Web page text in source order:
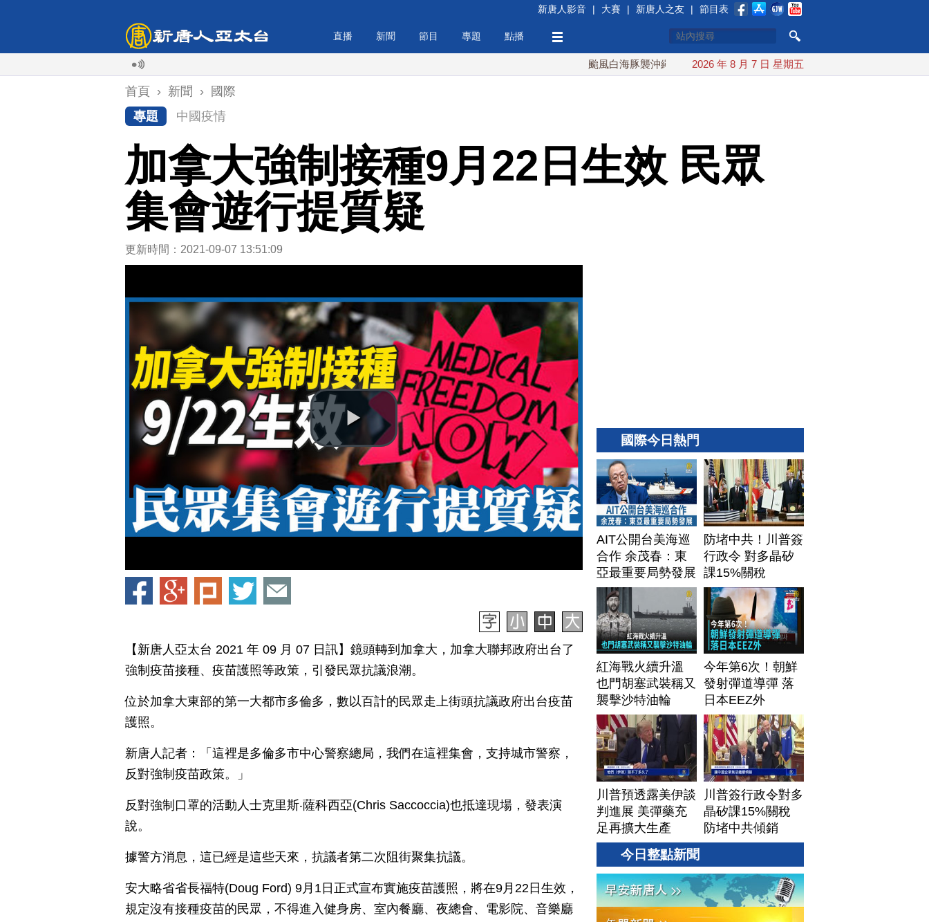
新唐人影音 | 大賽 | 新唐人之友 | 節目表
直播 新聞 節目 專題 點播
颱風白海豚襲沖繩 週末最近台灣 10日登陸浙江 川普預透露美伊談判進展 美
2026 年 8 月 7 日 星期五
首頁 › 新聞 ›
國際
專題
中國疫情
加拿大強制接種9月22日生效 民眾
集會遊行提質疑
更新時間：2021-09-07 13:51:09
【新唐人亞太台 2021 年 09 月 07 日訊】鏡頭轉到加拿大，加拿大聯邦政府出台了
強制疫苗接種、疫苗護照等政策，引發民眾抗議浪潮。
位於加拿大東部的第一大都市多倫多，數以百計的民眾走上街頭抗議政府出台疫苗
護照。
新唐人記者：「這裡是多倫多市中心警察總局，我們在這裡集會，支持城市警察，
反對強制疫苗政策。」
反對強制口罩的活動人士克里斯‧薩科西亞(Chris Saccoccia)也抵達現場，發表演
說。
據警方消息，這已經是這些天來，抗議者第二次阻街聚集抗議。
安大略省省長福特(Doug Ford) 9月1日正式宣布實施疫苗護照，將在9月22日生效，
規定沒有接種疫苗的民眾，不得進入健身房、室內餐廳、夜總會、電影院、音樂廳
國際今日熱門
AIT公開台美海巡
合作 余茂春：東
亞最重要局勢發展
防堵中共！川普簽
行政令 對多晶矽
課15%關稅
紅海戰火續升溫
也門胡塞武裝稱又
襲擊沙特油輪
今年第6次！朝鮮
發射彈道導彈 落
日本EEZ外
川普預透露美伊談
判進展 美彈藥充
足再擴大生產
川普簽行政令對多
晶矽課15%關稅
防堵中共傾銷
今日整點新聞